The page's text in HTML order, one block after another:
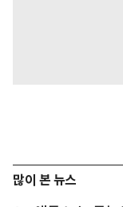
많이 본 뉴스